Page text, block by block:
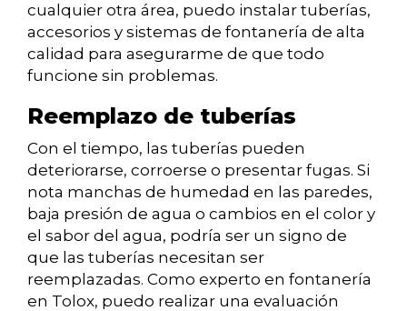
cualquier otra área, puedo instalar tuberías,
accesorios y sistemas de fontanería de alta
calidad para asegurarme de que todo
funcione sin problemas.
Reemplazo de tuberías
Con el tiempo, las tuberías pueden
deteriorarse, corroerse o presentar fugas. Si
nota manchas de humedad en las paredes,
baja presión de agua o cambios en el color y
el sabor del agua, podría ser un signo de
que las tuberías necesitan ser
reemplazadas. Como experto en fontanería
en Tolox, puedo realizar una evaluación